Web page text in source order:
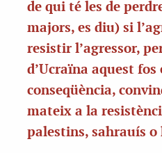
de qui té les de
majors, es diu) si
resistir l’agressor,
d’Ucraïna aquest fos
conseqüència,
mateix a la
palestins, sahrauís o